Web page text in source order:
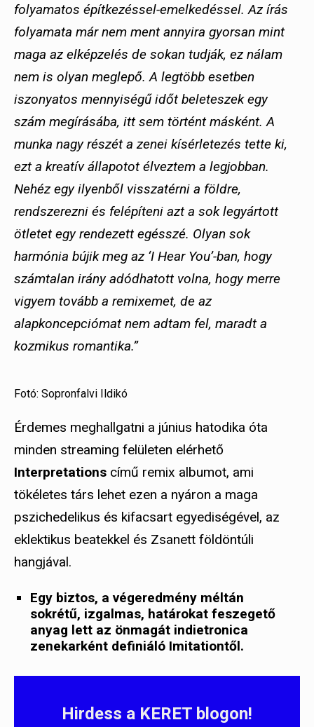
folyamatos építkezéssel-emelkedéssel. Az írás
folyamata már nem ment annyira gyorsan mint
maga az elképzelés de sokan tudják, ez nálam
nem is olyan meglepő. A legtöbb esetben
iszonyatos mennyiségű időt beleteszek egy
szám megírásába, itt sem történt másként. A
munka nagy részét a zenei kísérletezés tette ki,
ezt a kreatív állapotot élveztem a legjobban.
Nehéz egy ilyenből visszatérni a földre,
rendszerezni és felépíteni azt a sok legyártott
ötletet egy rendezett egésszé. Olyan sok
harmónia bújik meg az ‘I Hear You’-ban, hogy
számtalan irány adódhatott volna, hogy merre
vigyem tovább a remixemet, de az
alapkoncepciómat nem adtam fel, maradt a
kozmikus romantika.”
Fotó: Sopronfalvi Ildikó
Érdemes meghallgatni a június hatodika óta
minden streaming felületen elérhető
Interpretations című remix albumot, ami
tökéletes társ lehet ezen a nyáron a maga
pszichedelikus és kifacsart egyediségével, az
eklektikus beatekkel és Zsanett földöntúli
hangjával.
Egy biztos, a végeredmény méltán
sokrétű, izgalmas, határokat feszegető
anyag lett az önmagát indietronica
zenekarként definiáló Imitationtől.
Hirdess a KERET blogon!